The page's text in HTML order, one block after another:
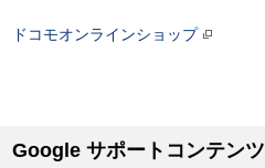
ドコモオンラインショップ
Google サポートコンテンツ